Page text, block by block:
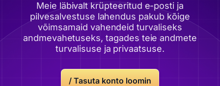
Meie läbivalt krüpteeritud e-posti ja
pilvesalvestuse lahendus pakub kõige
võimsamaid vahendeid turvaliseks
andmevahetuseks, tagades teie andmete
turvalisuse ja privaatsuse.
/ Tasuta konto loomin